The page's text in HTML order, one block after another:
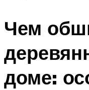
Чем
доме: